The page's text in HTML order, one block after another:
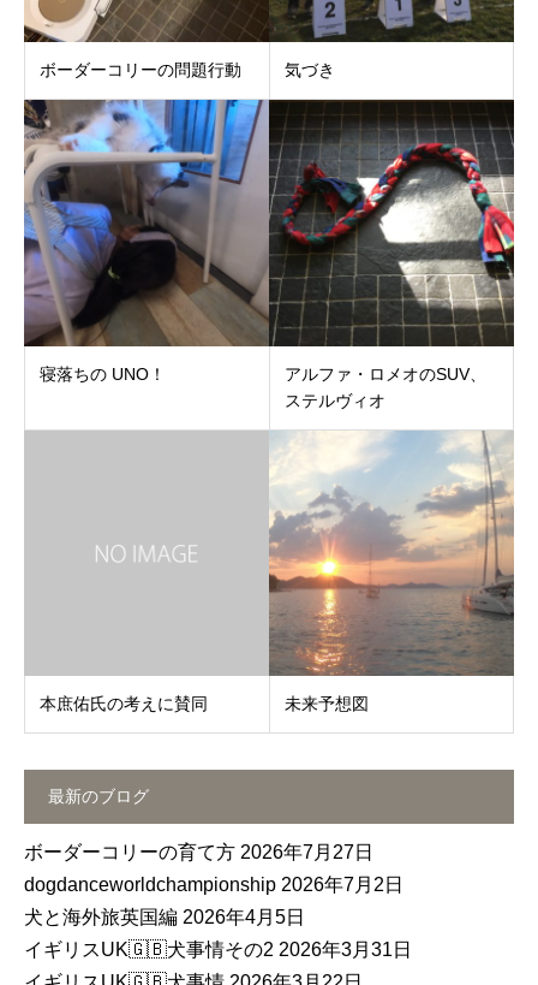
ボーダーコリーの問題行動 気づき
寝落ちの UNO！
アルファ・ロメオのSUV、
ステルヴィオ
本庶佑氏の考えに賛同 未来予想図
最新のブログ
ボーダーコリーの育て方 2026年7月27日
dogdanceworldchampionship 2026年7月2日
犬と海外旅英国編 2026年4月5日
イギリスUK🇬🇧犬事情その2 2026年3月31日